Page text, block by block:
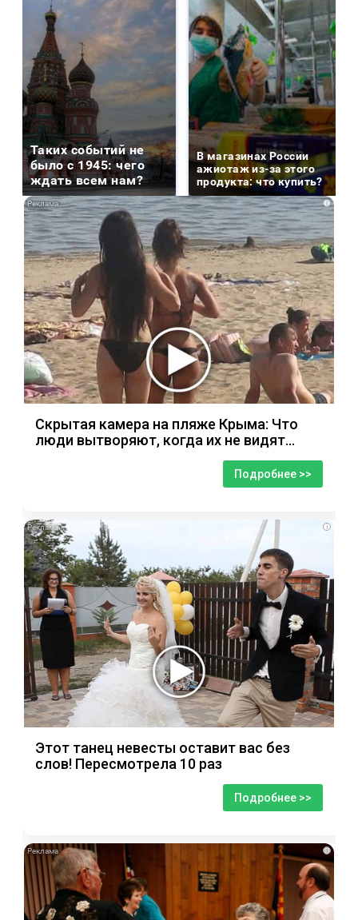
Таких событий не
было с 1945: чего
ждать всем нам?
В магазинах России
ажиотаж из-за этого
продукта: что купить?
i
Скрытая камера на пляже Крыма: Что
люди вытворяют, когда их не видят...
Подробнее >>
i
Этот танец невесты оставит вас без
слов! Пересмотрела 10 раз
Подробнее >>
i